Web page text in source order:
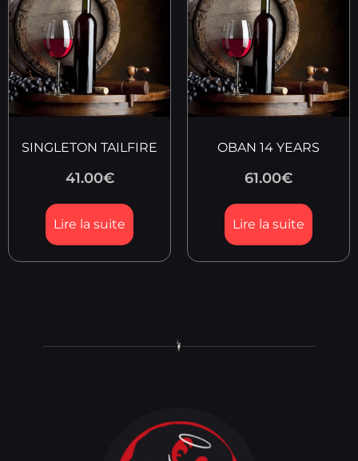
SINGLETON TAILFIRE
41.00€
Lire la suite
OBAN 14 YEARS
61.00€
Lire la suite